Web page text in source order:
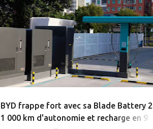
BYD frappe fort avec sa Blade Battery
1 000 km d'autonomie et recharge en 9
Actualité BYD Voiture Electrique